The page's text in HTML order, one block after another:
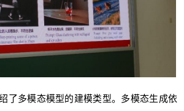
了多模态模型的建模类型。多模态生成依